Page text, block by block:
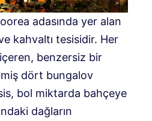
adasında yer alan
kahvaltı tesisidir. Her
benzersiz bir
dört bungalov
bol miktarda bahçeye
dağların